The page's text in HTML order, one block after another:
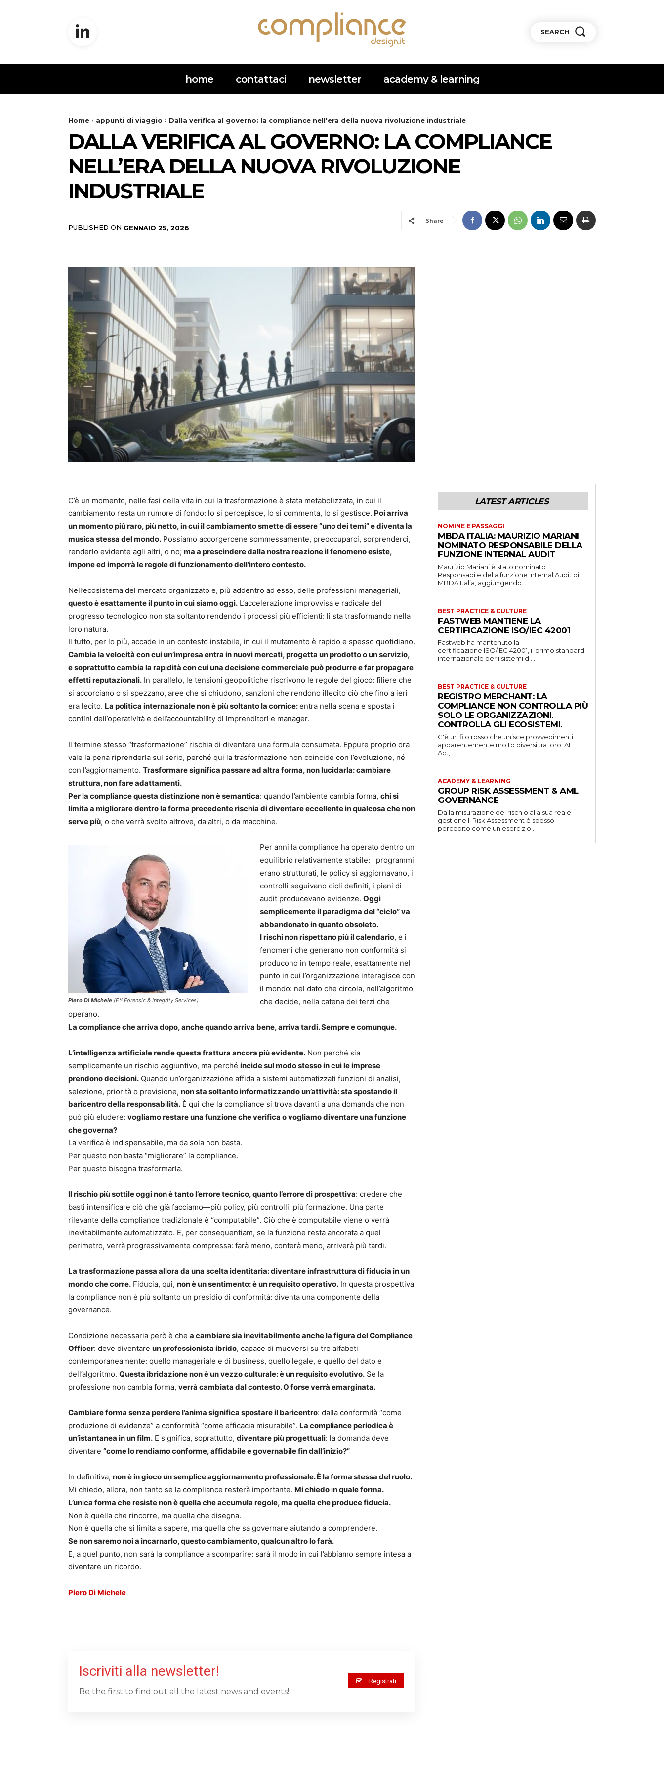
SEARCH
home contattaci newsletter academy & learning
Home appunti di viaggio Dalla verifica al governo: la compliance nell'era della nuova rivoluzione industriale
DALLA VERIFICA AL GOVERNO: LA COMPLIANCE
NELL’ERA DELLA NUOVA RIVOLUZIONE
INDUSTRIALE
PUBLISHED ON GENNAIO 25, 2026
Share
C’è un momento, nelle fasi della vita in cui la trasformazione è stata metabolizzata, in cui il
cambiamento resta un rumore di fondo: lo si percepisce, lo si commenta, lo si gestisce. Poi arriva
un momento più raro, più netto, in cui il cambiamento smette di essere “uno dei temi” e diventa la
musica stessa del mondo. Possiamo accorgercene sommessamente, preoccuparci, sorprenderci,
renderlo evidente agli altri, o no; ma a prescindere dalla nostra reazione il fenomeno esiste,
impone ed imporrà le regole di funzionamento dell’intero contesto.
Nell’ecosistema del mercato organizzato e, più addentro ad esso, delle professioni manageriali,
questo è esattamente il punto in cui siamo oggi. L’accelerazione improvvisa e radicale del
progresso tecnologico non sta soltanto rendendo i processi più efficienti: li sta trasformando nella
loro natura.
Il tutto, per lo più, accade in un contesto instabile, in cui il mutamento è rapido e spesso quotidiano.
Cambia la velocità con cui un’impresa entra in nuovi mercati, progetta un prodotto o un servizio,
e soprattutto cambia la rapidità con cui una decisione commerciale può produrre e far propagare
effetti reputazionali. In parallelo, le tensioni geopolitiche riscrivono le regole del gioco: filiere che
si accorciano o si spezzano, aree che si chiudono, sanzioni che rendono illecito ciò che fino a ieri
era lecito. La politica internazionale non è più soltanto la cornice:entra nella scena e sposta i
confini dell’operatività e dell’accountability di imprenditori e manager.
Il termine stesso “trasformazione” rischia di diventare una formula consumata. Eppure proprio ora
vale la pena riprenderla sul serio, perché qui la trasformazione non coincide con l’evoluzione, né
con l’aggiornamento. Trasformare significa passare ad altra forma, non lucidarla: cambiare
struttura, non fare adattamenti.
Per la compliance questa distinzione non è semantica: quando l’ambiente cambia forma, chi si
limita a migliorare dentro la forma precedente rischia di diventare eccellente in qualcosa che non
serve più, o che verrà svolto altrove, da altri, o da macchine.
Piero Di Michele (EY Forensic & Integrity Services)
Per anni la compliance ha operato dentro un
equilibrio relativamente stabile: i programmi
erano strutturati, le policy si aggiornavano, i
controlli seguivano cicli definiti, i piani di
audit producevano evidenze. Oggi
semplicemente il paradigma del “ciclo” va
abbandonato in quanto obsoleto.
I rischi non rispettano più il calendario, e i
fenomeni che generano non conformità si
producono in tempo reale, esattamente nel
punto in cui l’organizzazione interagisce con
il mondo: nel dato che circola, nell’algoritmo
che decide, nella catena dei terzi che
operano.
La compliance che arriva dopo, anche quando arriva bene, arriva tardi. Sempre e comunque.
L’intelligenza artificiale rende questa frattura ancora più evidente. Non perché sia
semplicemente un rischio aggiuntivo, ma perché incide sul modo stesso in cui le imprese
prendono decisioni. Quando un’organizzazione affida a sistemi automatizzati funzioni di analisi,
selezione, priorità o previsione, non sta soltanto informatizzando un’attività: sta spostando il
baricentro della responsabilità. È qui che la compliance si trova davanti a una domanda che non
può più eludere: vogliamo restare una funzione che verifica o vogliamo diventare una funzione
che governa?
La verifica è indispensabile, ma da sola non basta.
Per questo non basta “migliorare” la compliance.
Per questo bisogna trasformarla.
Il rischio più sottile oggi non è tanto l’errore tecnico, quanto l’errore di prospettiva: credere che
basti intensificare ciò che già facciamo—più policy, più controlli, più formazione. Una parte
rilevante della compliance tradizionale è “computabile”. Ciò che è computabile viene o verrà
inevitabilmente automatizzato. E, per consequentiam, se la funzione resta ancorata a quel
perimetro, verrà progressivamente compressa: farà meno, conterà meno, arriverà più tardi.
La trasformazione passa allora da una scelta identitaria: diventare infrastruttura di fiducia in un
mondo che corre. Fiducia, qui, non è un sentimento: è un requisito operativo. In questa prospettiva
la compliance non è più soltanto un presidio di conformità: diventa una componente della
governance.
Condizione necessaria però è che a cambiare sia inevitabilmente anche la figura del Compliance
Officer: deve diventare un professionista ibrido, capace di muoversi su tre alfabeti
contemporaneamente: quello manageriale e di business, quello legale, e quello del dato e
dell’algoritmo. Questa ibridazione non è un vezzo culturale: è un requisito evolutivo. Se la
professione non cambia forma, verrà cambiata dal contesto. O forse verrà emarginata.
Cambiare forma senza perdere l’anima significa spostare il baricentro: dalla conformità “come
produzione di evidenze” a conformità “come efficacia misurabile”. La compliance periodica è
un’istantanea in un film. E significa, soprattutto, diventare più progettuali: la domanda deve
diventare “come lo rendiamo conforme, affidabile e governabile fin dall’inizio?”
In definitiva, non è in gioco un semplice aggiornamento professionale. È la forma stessa del ruolo.
Mi chiedo, allora, non tanto se la compliance resterà importante. Mi chiedo in quale forma.
L’unica forma che resiste non è quella che accumula regole, ma quella che produce fiducia.
Non è quella che rincorre, ma quella che disegna.
Non è quella che si limita a sapere, ma quella che sa governare aiutando a comprendere.
Se non saremo noi a incarnarlo, questo cambiamento, qualcun altro lo farà.
E, a quel punto, non sarà la compliance a scomparire: sarà il modo in cui l’abbiamo sempre intesa a
diventare un ricordo.
Piero Di Michele
Iscriviti alla newsletter!
Be the first to find out all the latest news and events!
Registrati
LATEST ARTICLES
NOMINE E PASSAGGI
MBDA ITALIA: MAURIZIO MARIANI
NOMINATO RESPONSABILE DELLA
FUNZIONE INTERNAL AUDIT
Maurizio Mariani è stato nominato
Responsabile della funzione Internal Audit di
MBDA Italia, aggiungendo...
BEST PRACTICE & CULTURE
FASTWEB MANTIENE LA
CERTIFICAZIONE ISO/IEC 42001
Fastweb ha mantenuto la
certificazione ISO/IEC 42001, il primo standard
internazionale per i sistemi di...
BEST PRACTICE & CULTURE
REGISTRO MERCHANT: LA
COMPLIANCE NON CONTROLLA PIÙ
SOLO LE ORGANIZZAZIONI.
CONTROLLA GLI ECOSISTEMI.
C'è un filo rosso che unisce provvedimenti
apparentemente molto diversi tra loro: AI
Act,...
ACADEMY & LEARNING
GROUP RISK ASSESSMENT & AML
GOVERNANCE
Dalla misurazione del rischio alla sua reale
gestione Il Risk Assessment è spesso
percepito come un esercizio...